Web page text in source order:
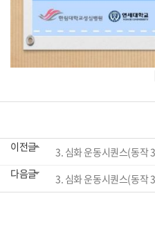
이전글
3. 심화 운동시퀀스(동작
다음글
3. 심화 운동시퀀스(동작